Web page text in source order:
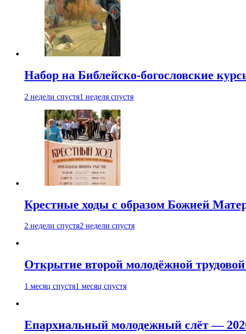
Набор на Библейско-богословские
2 недели спустя1 неделя спустя
Крестные ходы с образом Божией
2 недели спустя2 недели спустя
Открытие второй молодёжной
1 месяц спустя1 месяц спустя
Епархиальный молодежный слёт —